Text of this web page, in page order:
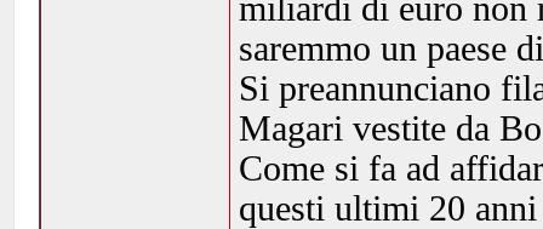
miliardi di euro non
saremmo un paese
Si preannunciano
Magari vestite da
Come si fa ad
questi ultimi 20